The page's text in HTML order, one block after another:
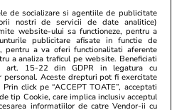
lui Adrian
GSP.ro
Titi Aur
în
de socializare si agentiile de publicitate
nostri de servicii de date analitice)
website-ului sa functioneze, pentru a
publicitare afisate in functie de
pentru a va oferi functionalitati aferente
a analiza traficul pe website. Beneficiati
art. 15-22 din GDPR in legatura cu
personal. Aceste drepturi pot fi exercitate
Prin click pe “ACCEPT TOATE”, acceptati
tip Cookie, care implica inclusiv acceptul
informatiilor de catre Vendor-ii cu